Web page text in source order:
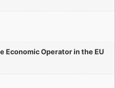
Economic Operator in the EU